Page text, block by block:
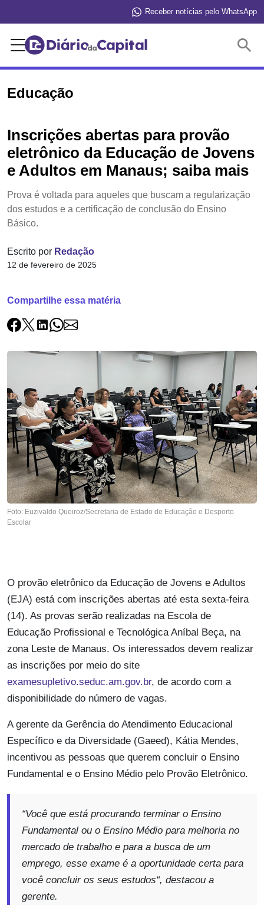
Receber notícias pelo WhatsApp
Educação
Inscrições abertas para provão
eletrônico da Educação de Jovens
e Adultos em Manaus; saiba mais
Prova é voltada para aqueles que buscam a regularização
dos estudos e a certificação de conclusão do Ensino
Básico.
Escrito por Redação
12 de fevereiro de 2025
Compartilhe essa matéria
Foto: Euzivaldo Queiroz/Secretaria de Estado de Educação e Desporto
Escolar
O provão eletrônico da Educação de Jovens e Adultos
(EJA) está com inscrições abertas até esta sexta-feira
(14). As provas serão realizadas na Escola de
Educação Profissional e Tecnológica Aníbal Beça, na
zona Leste de Manaus. Os interessados devem realizar
as inscrições por meio do site
examesupletivo.seduc.am.gov.br, de acordo com a
disponibilidade do número de vagas.
A gerente da Gerência do Atendimento Educacional
Específico e da Diversidade (Gaeed), Kátia Mendes,
incentivou as pessoas que querem concluir o Ensino
Fundamental e o Ensino Médio pelo Provão Eletrônico.
“Você que está procurando terminar o Ensino
Fundamental ou o Ensino Médio para melhoria no
mercado de trabalho e para a busca de um
emprego, esse exame é a oportunidade certa para
você concluir os seus estudos“, destacou a
gerente.